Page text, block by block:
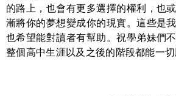
的路上，也會有更多選擇的權利，也
漸將你的夢想變成你的現實。這些是
也希望能對讀者有幫助。祝學弟妹們
整個高中生涯以及之後的階段都能一切